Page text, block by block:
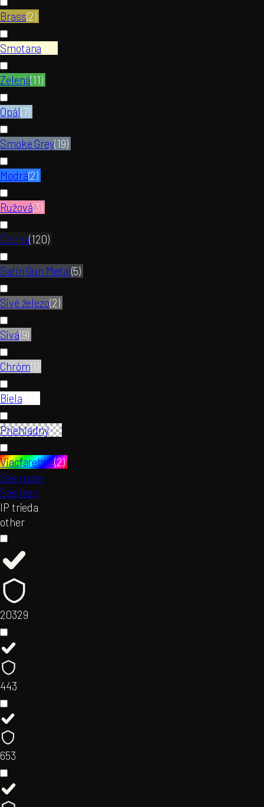
Brass(2)
Smotana(13)
Zelená(11)
Opál(7)
Smoke Grey(19)
Modrá(2)
Ružová(3)
Čierna(120)
Satin Gun Metal(5)
Sivé železo(2)
Sivá(9)
Chróm(1)
Biela
Priehľadný(2)
Viacfarebné(2)
See more
See less
IP trieda
other
20329
443
653